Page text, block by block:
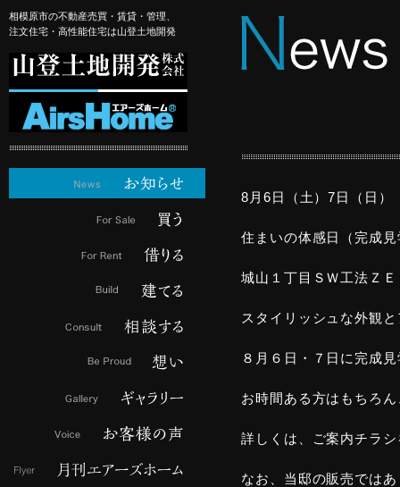
相模原市の不動産売買・賃貸・管理、
注文住宅・高性能住宅は山登土地開発
8月6日（土）7日（日
住まいの体感日（完成
城山１丁目ＳＷ工法Ｚ
スタイリッシュな外観
８月６日・７日に完成
お時間ある方はもちろ
詳しくは、ご案内チラ
なお、当邸の販売では